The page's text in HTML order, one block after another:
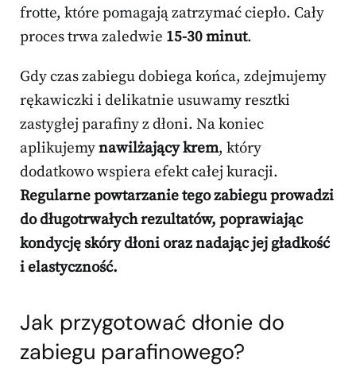
frotte, które pomagają zatrzymać ciepło. Cały
proces trwa zaledwie 15-30 minut.
Gdy czas zabiegu dobiega końca, zdejmujemy
rękawiczki i delikatnie usuwamy resztki
zastygłej parafiny z dłoni. Na koniec
aplikujemynawilżający krem, który
dodatkowo wspiera efekt całej kuracji.
Regularne powtarzanie tego zabiegu prowadzi
do długotrwałych rezultatów, poprawiając
kondycję skóry dłoni oraz nadając jej gładkość
i elastyczność.
Jak przygotować dłonie do
zabiegu parafinowego?